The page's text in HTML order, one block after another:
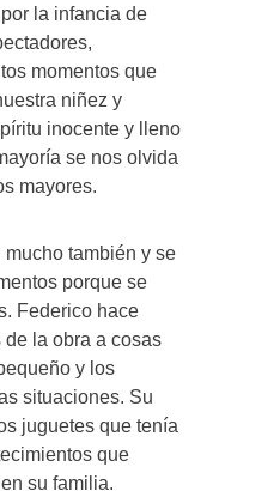
la infancia de
momentos que
niñez y
inocente y lleno
se nos olvida
mayores.
también y se
porque se
Federico hace
de la obra a cosas
y los
situaciones. Su
juguetes que tenía
que
su familia.